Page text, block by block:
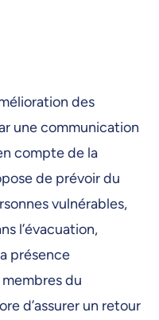
des
une communication
compte de la
de prévoir du
vulnérables,
l’évacuation,
présence
du
d’assurer un retour